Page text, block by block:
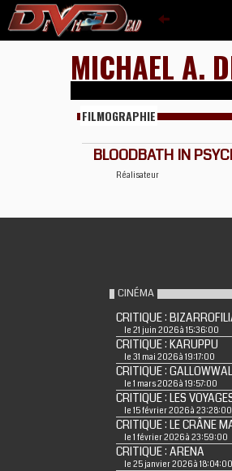
MICHAEL A.
FILMOGRAPHIE
BLOODBATH IN
Réalisateur
CINÉMA
CRITIQUE :
le 21 juin 2026 à 15:36:00
CRITIQUE : KARUPPU
le 31 mai 2026 à 19:17:00
CRITIQUE :
le 1 mars 2026 à 19:57:00
CRITIQUE : LES
le 15 février 2026 à 23:28:00
CRITIQUE : LE CRÂNE
le 1 février 2026 à 23:59:00
CRITIQUE : ARENA
le 25 janvier 2026 à 18:04:00